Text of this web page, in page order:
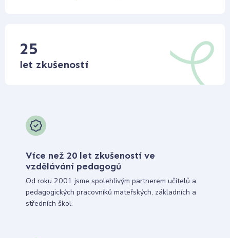
25
let zkušeností
Více než 20 let zkušeností ve
vzdělávání pedagogů
Od roku 2001 jsme spolehlivým partnerem učitelů a
pedagogických pracovníků mateřských, základních a
středních škol.